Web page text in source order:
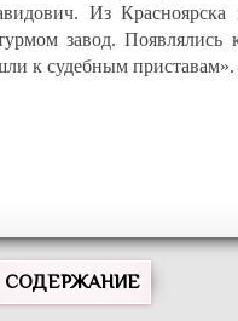
Из
завод. Появлялись
к судебным приставам».
СОДЕРЖАНИЕ